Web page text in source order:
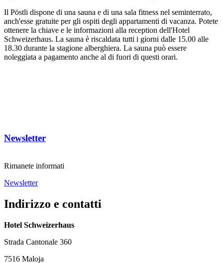
Il Pöstli dispone di una sauna e di una sala fitness nel seminterrato,
anch'esse gratuite per gli ospiti degli appartamenti di vacanza. Potete
ottenere la chiave e le informazioni alla reception dell'Hotel
Schweizerhaus. La sauna è riscaldata tutti i giorni dalle 15.00 alle
18.30 durante la stagione alberghiera. La sauna può essere
noleggiata a pagamento anche al di fuori di questi orari.
Newsletter
Rimanete informati
Newsletter
Indirizzo e contatti
Hotel Schweizerhaus
Strada Cantonale 360
7516 Maloja